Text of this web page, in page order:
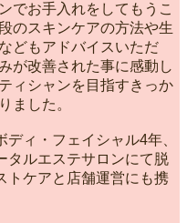
でお手入れをしてもうこ
のスキンケアの方法や生
どもアドバイスいただ
が改善された事に感動し
ィシャンを目指すきっか
ました。
ィ・フェイシャル4年、
タルエステサロンにて脱
トケアと店舗運営にも携